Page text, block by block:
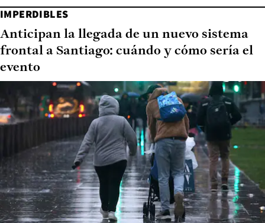
IMPERDIBLES
Anticipan la llegada de un nuevo sistema
frontal a Santiago: cuándo y cómo sería el
evento